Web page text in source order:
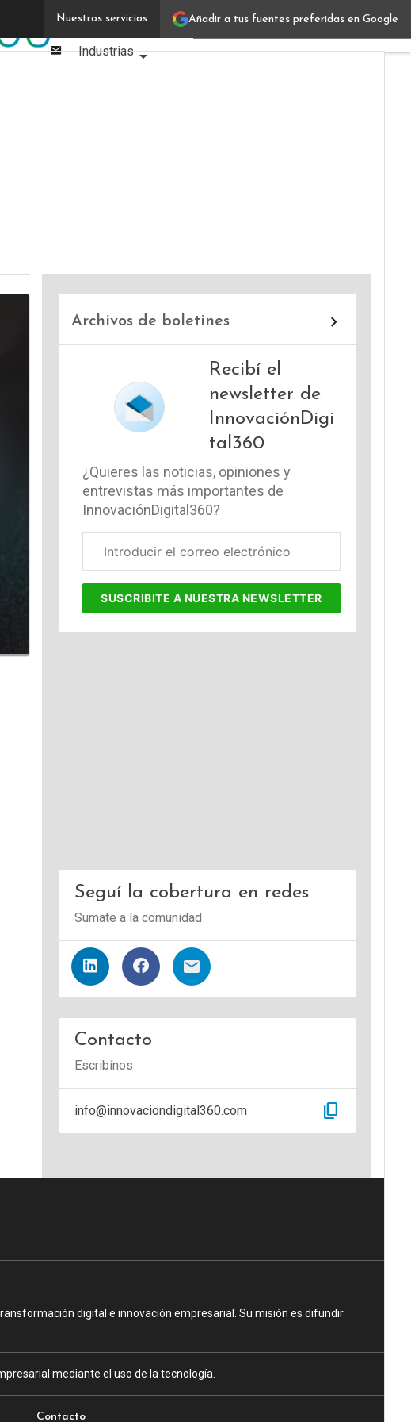
Añadir a tus fuentes preferidas en Google
Nuestros servicios
Email
Verticales IT
Industrias
Archivos de boletines
Recibí el
newsletter de
InnovaciónDigi
tal360
¿Quieres las noticias, opiniones y
entrevistas más importantes de
InnovaciónDigital360?
electrónico
SUSCRIBITE A NUESTRA NEWSLETTER
Seguí la cobertura en redes
Sumate a la comunidad
Contacto
Escribínos
info@innovaciondigital360.com content_copy
digital e innovación empresarial. Su misión es difundir
mediante el uso de la tecnología.
Contacto